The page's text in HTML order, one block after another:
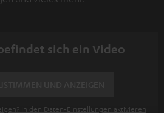
sich ein Video
In den Daten‑Einstellungen aktivieren